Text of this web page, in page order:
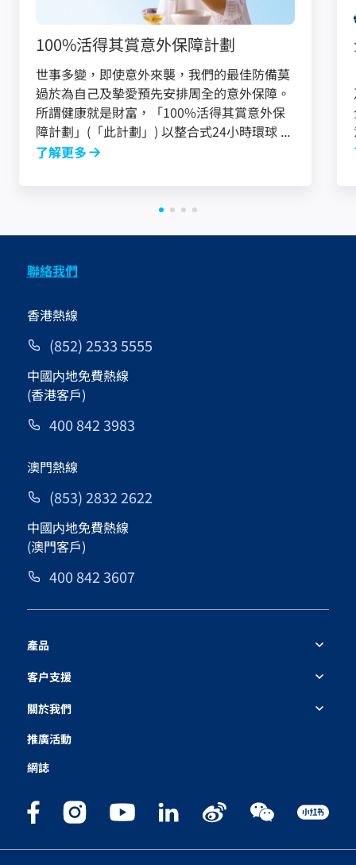
100%活得其賞意外保障計劃
世事多變，即使意外來襲，我們的最佳防備莫
過於為自己及摰愛預先安排周全的意外保障。
所謂健康就是財富，「100%活得其賞意外保
障計劃」(「此計劃」) 以整合式24小時環球 ...
了解更多
聯絡我們
香港熱線
(852) 2533 5555
中國内地免費熱線
(香港客戶)
400 842 3983
澳門熱線
(853) 2832 2622
中國内地免費熱線
(澳門客戶)
400 842 3607
產品
客户支援
關於我們
推廣活動
網誌